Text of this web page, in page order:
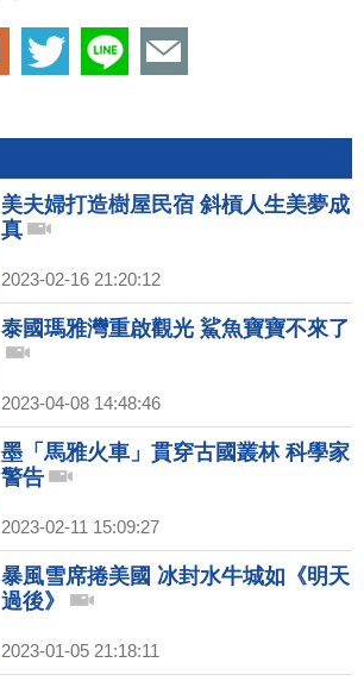
美夫婦打造樹屋民宿 斜槓人生美夢成
真
2023-02-16 21:20:12
泰國瑪雅灣重啟觀光 鯊魚寶寶不來了
2023-04-08 14:48:46
墨「馬雅火車」貫穿古國叢林 科學家
警告
2023-02-11 15:09:27
暴風雪席捲美國 冰封水牛城如《明天
過後》
2023-01-05 21:18:11